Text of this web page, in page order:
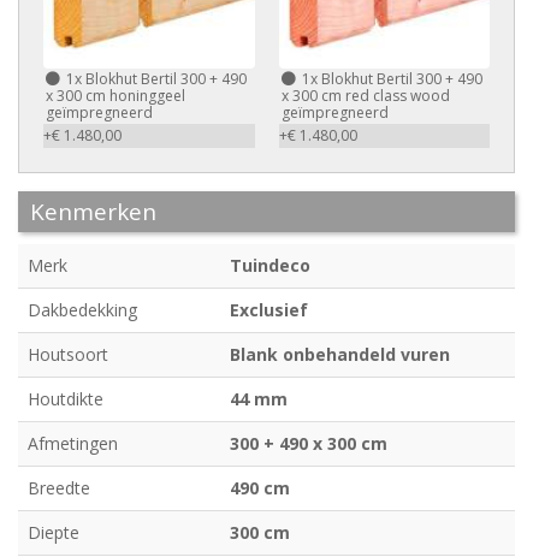
1x Blokhut Bertil 300 + 490
x 300 cm honinggeel
geïmpregneerd
+€ 1.480,00
1xBlokhut Bertil 300 + 490
x 300 cm red class wood
geïmpregneerd
+€ 1.480,00
Kenmerken
Merk
Tuindeco
Dakbedekking
Exclusief
Houtsoort
Blank onbehandeld vuren
Houtdikte
44 mm
Afmetingen
300 + 490 x 300 cm
Breedte
490 cm
Diepte
300 cm